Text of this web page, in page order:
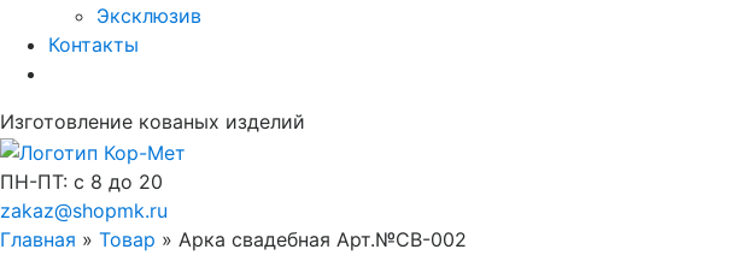
Эксклюзив
Контакты
Изготовление кованых изделий
ПН-ПТ: с 8 до 20
zakaz@shopmk.ru
Главная » Товар » Арка свадебная Арт.№СВ-002